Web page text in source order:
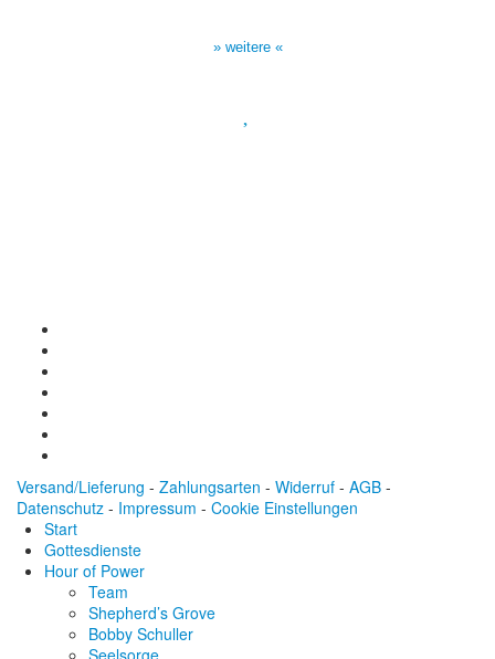
» weitere «
Versand/Lieferung - Zahlungsarten - Widerruf - AGB -
Datenschutz - Impressum - Cookie Einstellungen
Start
Gottesdienste
Hour of Power
Team
Shepherd’s Grove
Bobby Schuller
Seelsorge